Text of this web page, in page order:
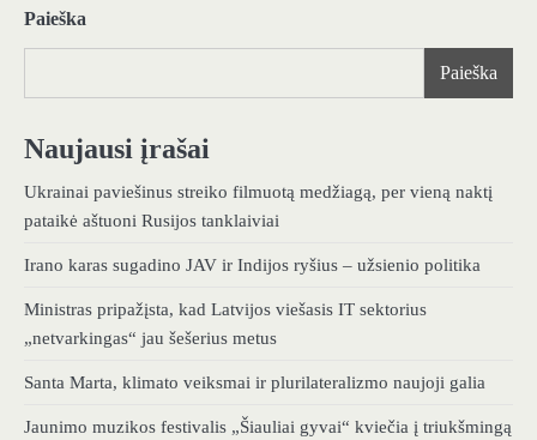
Paieška
Paieška
Naujausi įrašai
Ukrainai paviešinus streiko filmuotą medžiagą, per vieną naktį
pataikė aštuoni Rusijos tanklaiviai
Irano karas sugadino JAV ir Indijos ryšius – užsienio politika
Ministras pripažįsta, kad Latvijos viešasis IT sektorius
„netvarkingas“ jau šešerius metus
Santa Marta, klimato veiksmai ir plurilateralizmo naujoji galia
Jaunimo muzikos festivalis „Šiauliai gyvai“ kviečia į triukšmingą